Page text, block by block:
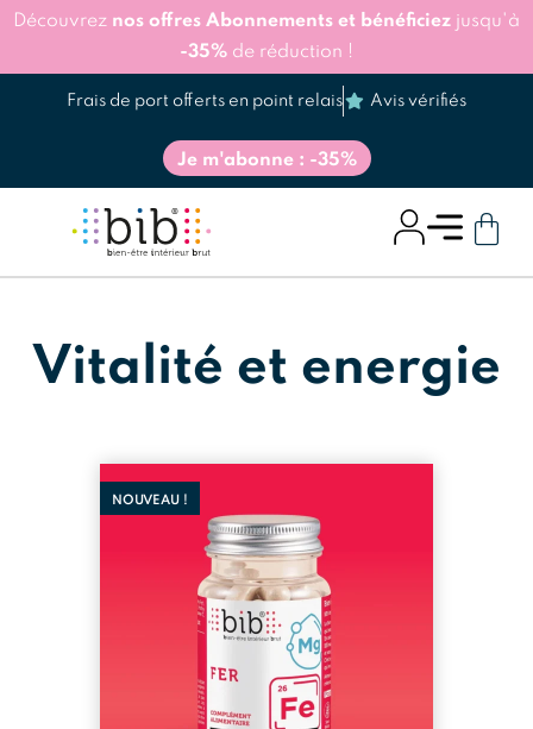
Découvrez nos offres Abonnements et bénéficiez jusqu'à
-35% de réduction !
Frais de port offerts en point relais Avis vérifiés
Je m'abonne : -35%
Vitalité et energie
NOUVEAU !